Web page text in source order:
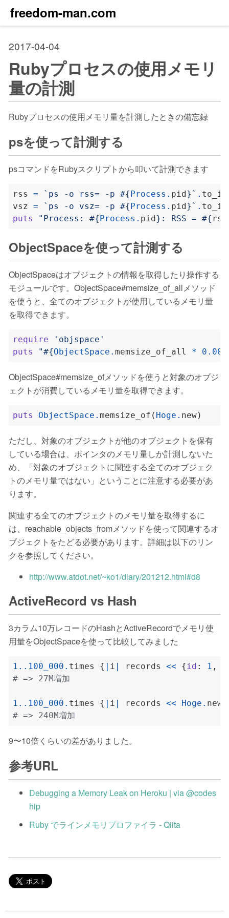
freedom-man.com
2017-04-04
Rubyプロセスの使用メモリ
量の計測
Rubyプロセスの使用メモリ量を計測したときの備忘録
psを使って計測する
psコマンドをRubyスクリプトから叩いて計測できます
rss = `ps -o rss= -p #{Process . pid} ` . to_i
vsz = `ps -o vsz= -p #{Process . pid} ` . to_i
puts
"Process: #{Process . pid} : RSS = #{ rss
ObjectSpaceを使って計測する
ObjectSpaceはオブジェクトの情報を取得したり操作する
モジュールです。ObjectSpace#memsize_of_allメソッド
を使うと、全てのオブジェクトが使用しているメモリ量
を取得できます。
require
'objspace'
puts
"#{ObjectSpace . memsize_of_all * 0 . 001
ObjectSpace#memsize_ofメソッドを使うと対象のオブジ
ェクトが消費しているメモリ量を取得できます。
puts ObjectSpace . memsize_of ( Hoge . new)
ただし、対象のオブジェクトが他のオブジェクトを保有
している場合は、ポインタのメモリ量しか計測しないた
め、「対象のオブジェクトに関連する全てのオブジェク
トのメモリ量ではない」ということに注意する必要があ
ります。
関連する全てのオブジェクトのメモリ量を取得するに
は、reachable_objects_fromメソッドを使って関連するオ
ブジェクトをたどる必要があります。詳細は以下のリン
クを参照してください。
http://www.atdot.net/~ko1/diary/201212.html#d8
ActiveRecord vs Hash
3カラム10万レコードのHashとActiveRecordでメモリ使
用量をObjectSpaceを使って比較してみました
1 .. 100_000 . times { | i | records << { id : 1 ,
# => 27M増加
1 .. 100_000 . times { | i | records << Hoge . new
# => 240M増加
9〜10倍くらいの差がありました。
参考URL
Debugging a Memory Leak on Heroku | via @codes
hip
Ruby でラインメモリプロファイラ - Qiita